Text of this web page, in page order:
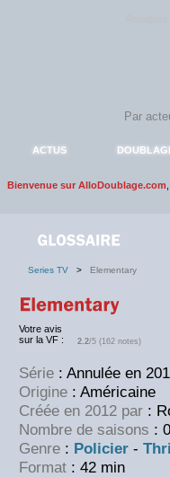
ACTUS
Bienvenue sur AlloDoublage.com
Series TV > Elementary
Votre avis
sur la VF :
2.2/5 (162 notes)
Série : Annulée en
Origine : Américaine
Créée en 2012 par :
Nombre de saisons :
Genre : Policier -
Format : 42 min